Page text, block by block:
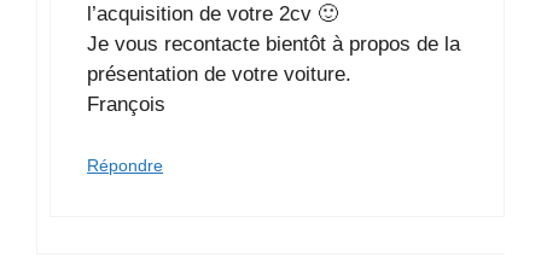
l’acquisition de votre 2cv 🙂
Je vous recontacte bientôt à propos de la
présentation de votre voiture.
François
Répondre